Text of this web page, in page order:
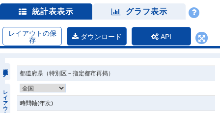
統計表表示 グラフ表示
レイアウトの保
存
ダウンロード API
レイアウト設定
都道府県（特別区－指定都市再掲）
時間軸(年次)